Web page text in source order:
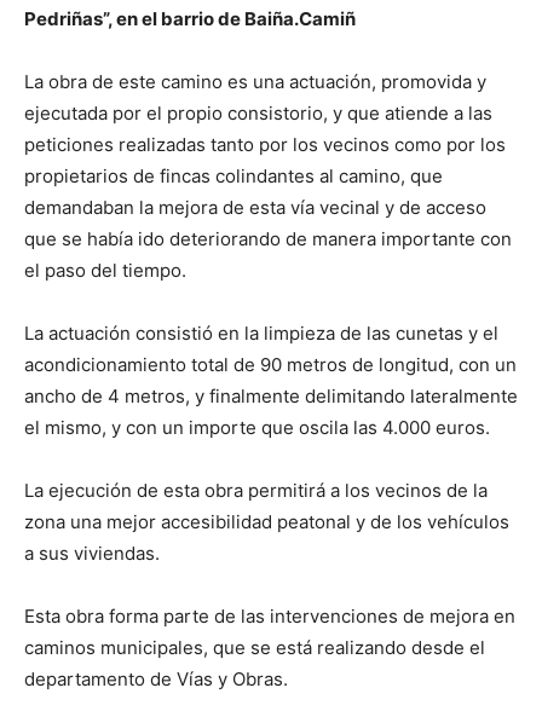
Pedriñas”, en el barrio de Baiña.Camiñ
La obra de este camino es una actuación, promovida y
ejecutada por el propio consistorio, y que atiende a las
peticiones realizadas tanto por los vecinos como por los
propietarios de fincas colindantes al camino, que
demandaban la mejora de esta vía vecinal y de acceso
que se había ido deteriorando de manera importante con
el paso del tiempo.
La actuación consistió en la limpieza de las cunetas y el
acondicionamiento total de 90 metros de longitud, con un
ancho de 4 metros, y finalmente delimitando lateralmente
el mismo, y con un importe que oscila las 4.000 euros.
La ejecución de esta obra permitirá a los vecinos de la
zona una mejor accesibilidad peatonal y de los vehículos
a sus viviendas.
Esta obra forma parte de las intervenciones de mejora en
caminos municipales, que se está realizando desde el
departamento de Vías y Obras.